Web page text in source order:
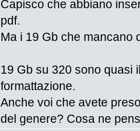
Capisco che abbiano
pdf.
Ma i 19 Gb che mancano
19 Gb su 320 sono quasi
formattazione.
Anche voi che avete
del genere? Cosa ne